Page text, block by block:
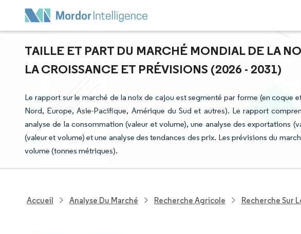
TAILLE ET PART DU MARCHÉ MONDIAL DE LA
LA CROISSANCE ET PRÉVISIONS (2026 - 2031)
Le rapport sur le marché de la noix de cajou est segmenté par forme (en coque
Nord, Europe, Asie-Pacifique, Amérique du Sud et autres). Le rapport
analyse de la consommation (valeur et volume), une analyse des exportations
(valeur et volume) et une analyse des tendances des prix. Les prévisions du
volume (tonnes métriques).
Accueil Analyse Du Marché Recherche Agricole Recherche Sur